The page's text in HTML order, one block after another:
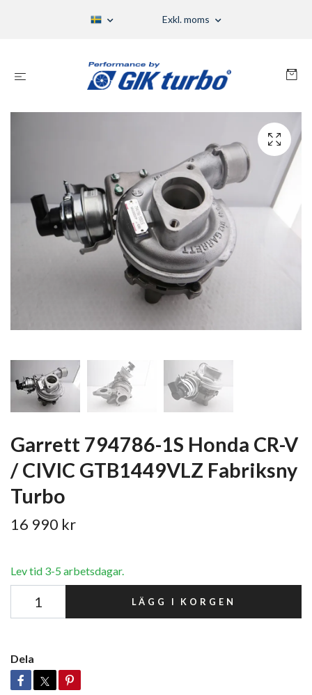
Exkl. moms
Garrett 794786-1S Honda CR-V
/ CIVIC GTB1449VLZ Fabriksny
Turbo
16 990 kr
Lev tid 3-5 arbetsdagar.
LÄGG I KORGEN
Dela